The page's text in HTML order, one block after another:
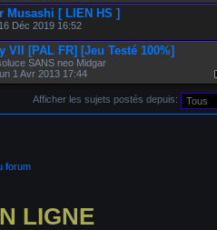
Musashi [ LIEN HS ]
Déc 2019 16:52
VII [PAL FR] [Jeu Testé 100%]
SANS neo Midgar
1 Avr 2013 17:44
Afficher les sujets postés depuis:
forum
LIGNE